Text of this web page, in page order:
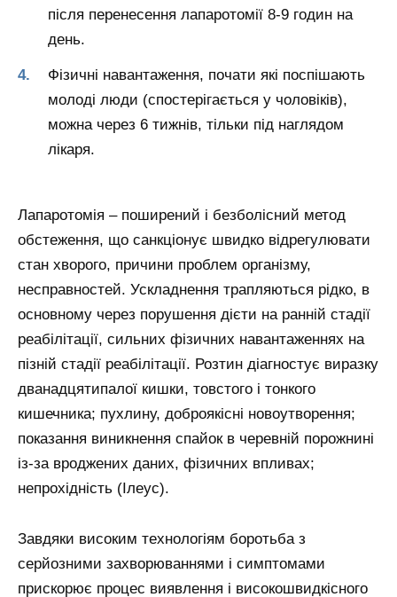
після перенесення лапаротомії 8-9 годин на
день.
Фізичні навантаження, почати які поспішають
молоді люди (спостерігається у чоловіків),
можна через 6 тижнів, тільки під наглядом
лікаря.
Лапаротомія – поширений і безболісний метод
обстеження, що санкціонує швидко відрегулювати
стан хворого, причини проблем організму,
несправностей. Ускладнення трапляються рідко, в
основному через порушення дієти на ранній стадії
реабілітації, сильних фізичних навантаженнях на
пізній стадії реабілітації. Розтин діагностує виразку
дванадцятипалої кишки, товстого і тонкого
кишечника; пухлину, доброякісні новоутворення;
показання виникнення спайок в черевній порожнині
із-за вроджених даних, фізичних впливах;
непрохідність (Ілеус).
Завдяки високим технологіям боротьба з
серйозними захворюваннями і симптомами
прискорює процес виявлення і високошвидкісного